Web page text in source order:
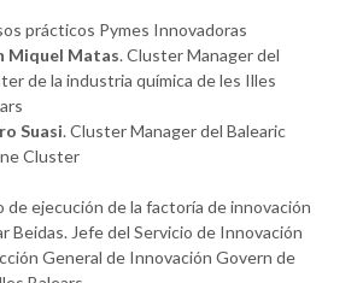
prácticos Pymes Innovadoras
Miquel Matas. Cluster Manager del
de la industria química de les Illes
Suasi. Cluster Manager del Balearic
Cluster
de ejecución de la factoría de innovación
Beidas. Jefe del Servicio de Innovación
General de Innovación Govern de